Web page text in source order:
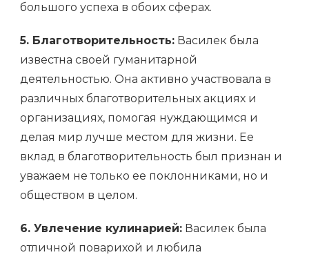
большого успеха в обоих сферах.
5. Благотворительность: Василек была
известна своей гуманитарной
деятельностью. Она активно участвовала в
различных благотворительных акциях и
организациях, помогая нуждающимся и
делая мир лучше местом для жизни. Ее
вклад в благотворительность был признан и
уважаем не только ее поклонниками, но и
обществом в целом.
6. Увлечение кулинарией: Василек была
отличной поварихой и любила